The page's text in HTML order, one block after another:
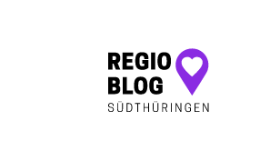
Hauptnavigation